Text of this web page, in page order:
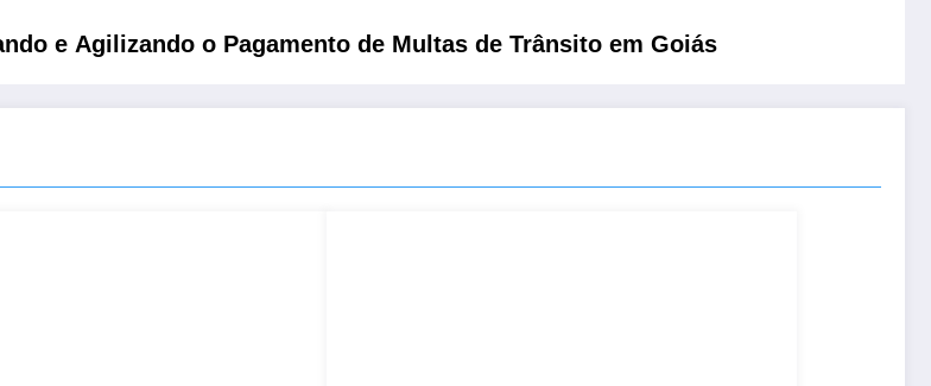
e Agilizando o Pagamento de Multas de Trânsito em Goiás